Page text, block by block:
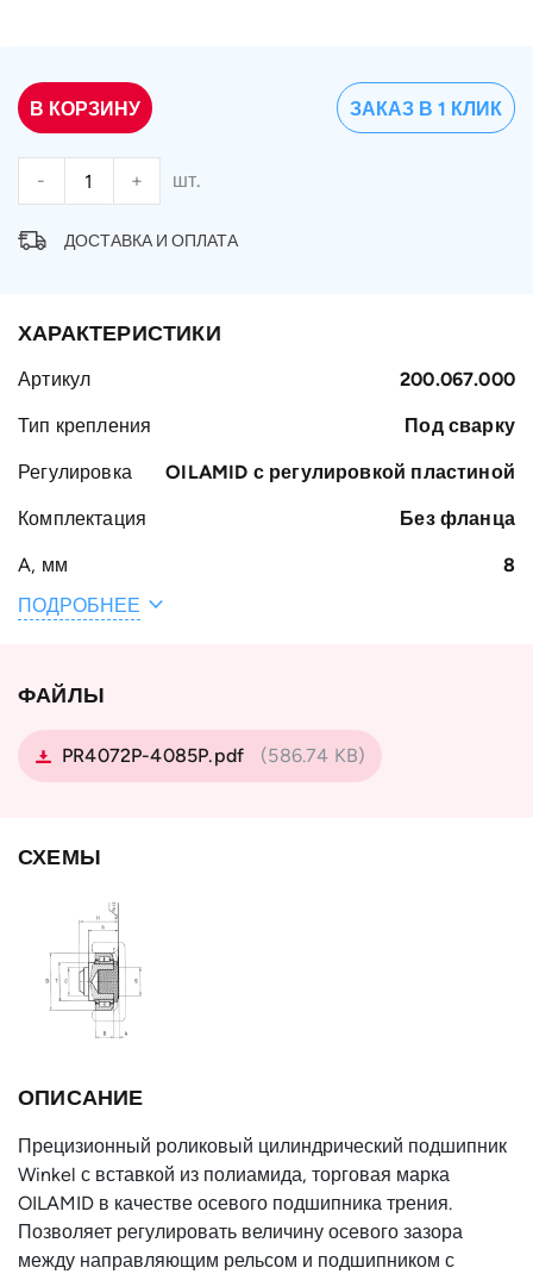
В КОРЗИНУ
- + шт.
ЗАКАЗ В 1 КЛИК
ДОСТАВКА И ОПЛАТА
ХАРАКТЕРИСТИКИ
Артикул 200.067.000
Тип крепления Под сварку
Регулировка OILAMID с регулировкой пластиной
Комплектация Без фланца
A, мм 8
Общая ширина
Вес, кг
Ширина S, мм
B, мм
подшипника D,
Тип профиля
Тип
подшипника
диаметр d, мм
Ширина без
цапфы h, мм
T, мм
ПОДРОБНЕЕ
ФАЙЛЫ
PR4072P-4085P.pdf (586.74 KB)
СХЕМЫ
ОПИСАНИЕ
Прецизионный роликовый цилиндрический подшипник
Winkel с вставкой из полиамида, торговая марка
OILAMID в качестве осевого подшипника трения.
Позволяет регулировать величину осевого зазора
между направляющим рельсом и подшипником с